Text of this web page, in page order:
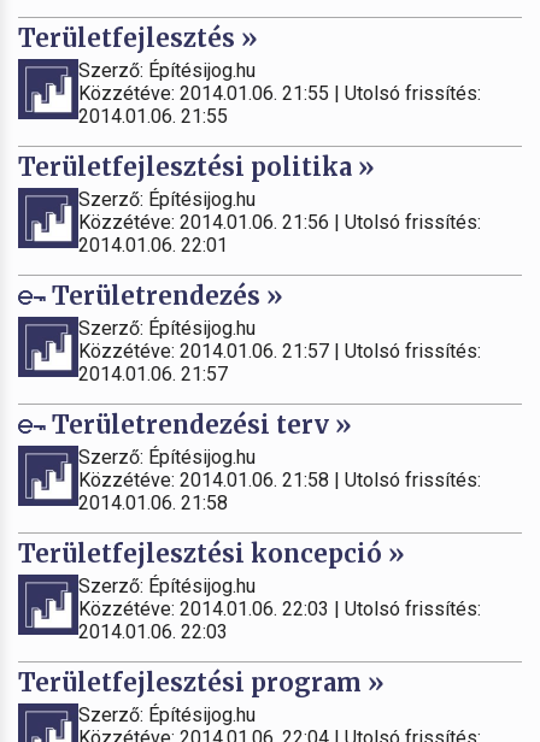
Területfejlesztés »
Szerző: Építésijog.hu
Közzétéve: 2014.01.06. 21:55 | Utolsó frissítés:
2014.01.06. 21:55
Területfejlesztési politika »
Szerző: Építésijog.hu
Közzétéve: 2014.01.06. 21:56 | Utolsó frissítés:
2014.01.06. 22:01
Területrendezés »
Szerző: Építésijog.hu
Közzétéve: 2014.01.06. 21:57 | Utolsó frissítés:
2014.01.06. 21:57
Területrendezési terv »
Szerző: Építésijog.hu
Közzétéve: 2014.01.06. 21:58 | Utolsó frissítés:
2014.01.06. 21:58
Területfejlesztési koncepció »
Szerző: Építésijog.hu
Közzétéve: 2014.01.06. 22:03 | Utolsó frissítés:
2014.01.06. 22:03
Területfejlesztési program »
Szerző: Építésijog.hu
Közzétéve: 2014.01.06. 22:04 | Utolsó frissítés: